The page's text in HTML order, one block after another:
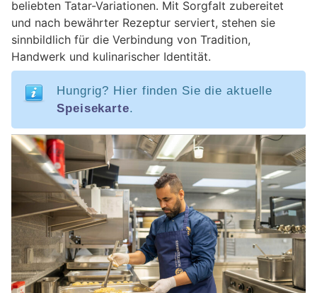
beliebten Tatar-Variationen. Mit Sorgfalt zubereitet
und nach bewährter Rezeptur serviert, stehen sie
sinnbildlich für die Verbindung von Tradition,
Handwerk und kulinarischer Identität.
Hungrig? Hier finden Sie die aktuelle
Speisekarte.